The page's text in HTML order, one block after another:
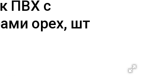
ПВХ c
орех, шт